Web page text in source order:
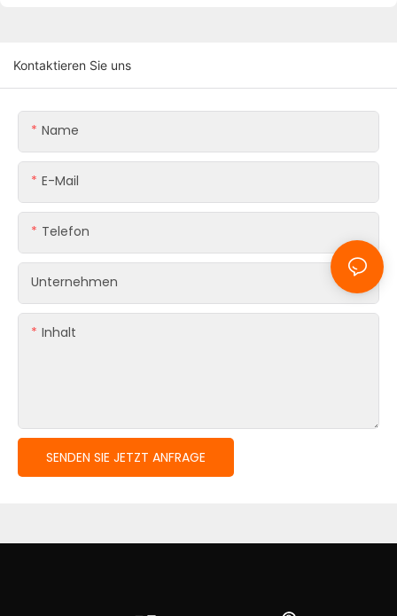
Kontaktieren Sie uns
Name
E-Mail
Telefon
Unternehmen
Inhalt
SENDEN SIE JETZT ANFRAGE